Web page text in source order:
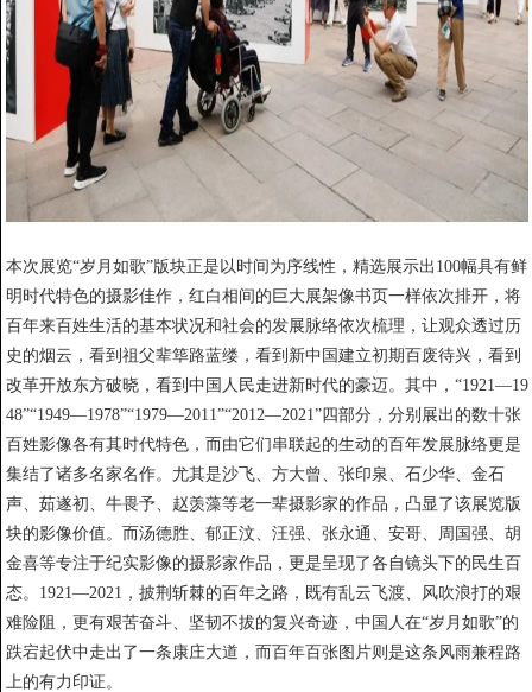
本次展览“岁月如歌”版块正是以时间为序线性，精选展示出100幅具有鲜
明时代特色的摄影佳作，红白相间的巨大展架像书页一样依次排开，将
百年来百姓生活的基本状况和社会的发展脉络依次梳理，让观众透过历
史的烟云，看到祖父辈筚路蓝缕，看到新中国建立初期百废待兴，看到
改革开放东方破晓，看到中国人民走进新时代的豪迈。其中，“1921—19
48”“1949—1978”“1979—2011”“2012—2021”四部分，分别展出的数十张
百姓影像各有其时代特色，而由它们串联起的生动的百年发展脉络更是
集结了诸多名家名作。尤其是沙飞、方大曾、张印泉、石少华、金石
声、茹遂初、牛畏予、赵羡藻等老一辈摄影家的作品，凸显了该展览版
块的影像价值。而汤德胜、郁正汶、汪强、张永通、安哥、周国强、胡
金喜等专注于纪实影像的摄影家作品，更是呈现了各自镜头下的民生百
态。1921—2021，披荆斩棘的百年之路，既有乱云飞渡、风吹浪打的艰
难险阻，更有艰苦奋斗、坚韧不拔的复兴奇迹，中国人在“岁月如歌”的
跌宕起伏中走出了一条康庄大道，而百年百张图片则是这条风雨兼程路
上的有力印证。